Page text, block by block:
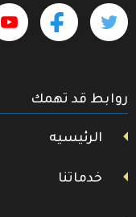
تابعنا
تويتر
تابعنا
فيسبوكروابط قد تهمك
الرئيسيه
خدماتنا